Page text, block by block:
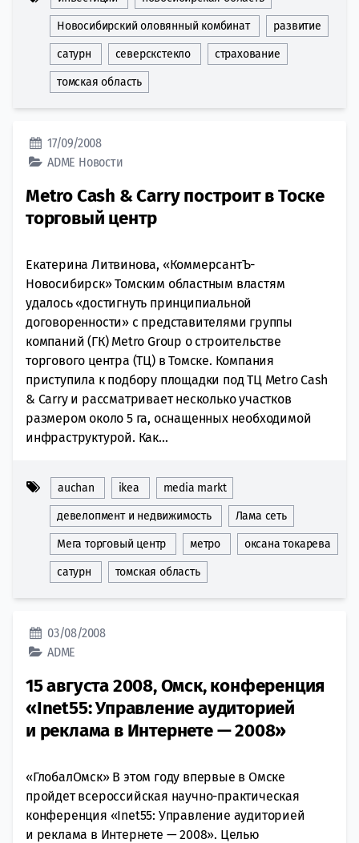
Новосибирский оловянный комбинат развитие
сатурн северскстекло страхование
томская область
17/09/2008
ADME Новости
Metro Cash & Carry построит в Тоске
торговый центр
Екатерина Литвинова, «КоммерсантЪ-
Новосибирск» Томским областным властям
удалось «достигнуть принципиальной
договоренности» с представителями группы
компаний (ГК) Metro Group о строительстве
торгового центра (ТЦ) в Томске. Компания
приступила к подбору площадки под ТЦ Metro Cash
& Carry и рассматривает несколько участков
размером около 5 га, оснащенных необходимой
инфраструктурой. Как...
auchan ikea media markt
девелопмент и недвижимость Лама сеть
Мега торговый центр метро оксана токарева
сатурн томская область
03/08/2008
ADME
15 августа 2008, Омск, конференция
«Inet55: Управление аудиторией
и реклама в Интернете — 2008»
«ГлобалОмск» В этом году впервые в Омске
пройдет всероссийская научно-практическая
конференция «Inet55: Управление аудиторией
и реклама в Интернете — 2008». Целью